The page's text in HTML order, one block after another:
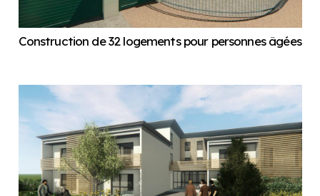
Construction de 32 logements pour personnes âgées